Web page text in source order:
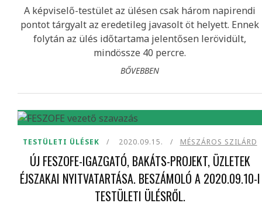
A képviselő-testület az ülésen csak három napirendi
pontot tárgyalt az eredetileg javasolt öt helyett. Ennek
folytán az ülés időtartama jelentősen lerövidült,
mindössze 40 percre.
BŐVEBBEN
TESTÜLETI ÜLÉSEK 2020.09.15. MÉSZÁROS SZILÁRD
ÚJ FESZOFE-IGAZGATÓ, BAKÁTS-PROJEKT, ÜZLETEK
ÉJSZAKAI NYITVATARTÁSA. BESZÁMOLÓ A 2020.09.10-I
TESTÜLETI ÜLÉSRŐL.